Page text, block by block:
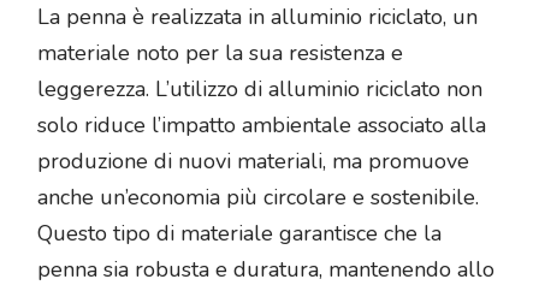
La penna è realizzata in alluminio riciclato, un
materiale noto per la sua resistenza e
leggerezza. L’utilizzo di alluminio riciclato non
solo riduce l’impatto ambientale associato alla
produzione di nuovi materiali, ma promuove
anche un’economia più circolare e sostenibile.
Questo tipo di materiale garantisce che la
penna sia robusta e duratura, mantenendo allo